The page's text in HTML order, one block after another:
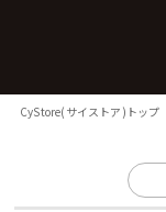
CyStore(サイストア)トップ